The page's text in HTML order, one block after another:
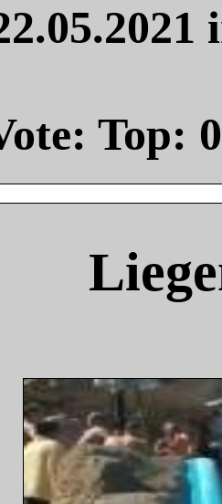
Top: 0